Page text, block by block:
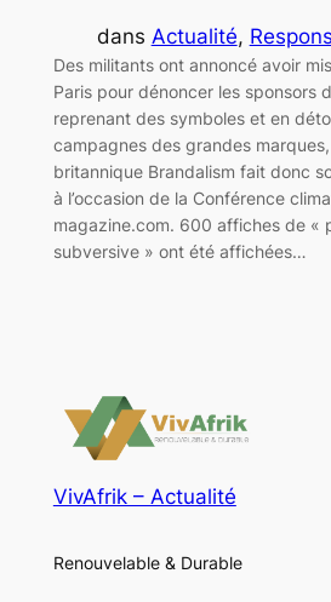
dans Actualité,
Des militants ont annoncé avoir
Paris pour dénoncer les sponsors
reprenant des symboles et en
campagnes des grandes
britannique Brandalism fait donc
à l’occasion de la Conférence
magazine.com. 600 affiches de «
subversive » ont été affichées…
VivAfrik – Actualité
Renouvelable & Durable